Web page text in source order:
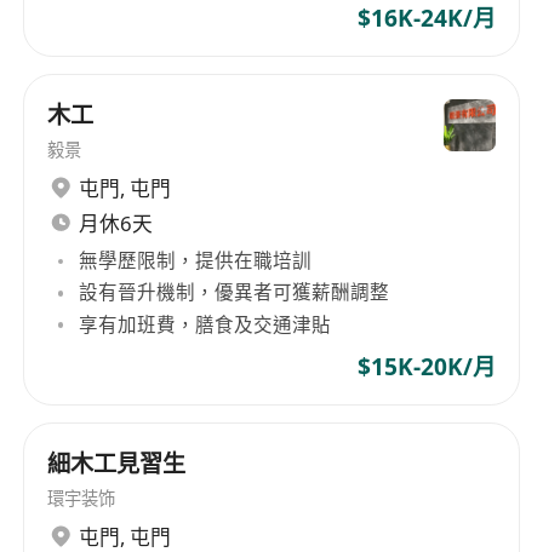
$16K-24K/月
木工
毅景
屯門, 屯門
月休6天
無學歷限制，提供在職培訓
設有晉升機制，優異者可獲薪酬調整
享有加班費，膳食及交通津貼
$15K-20K/月
細木工見習生
環宇装饰
屯門, 屯門